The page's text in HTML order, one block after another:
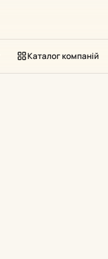
Каталог компаній